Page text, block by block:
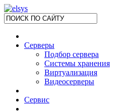
Серверы
Подбор сервера
Системы хранения
Виртуализация
Видеосерверы
Сервис